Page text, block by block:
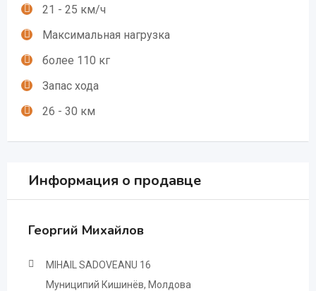
21 - 25 км/ч
Максимальная нагрузка
более 110 кг
Запас хода
26 - 30 км
Информация о продавце
Георгий Михайлов
MIHAIL SADOVEANU 16
Муниципий Кишинёв, Молдова